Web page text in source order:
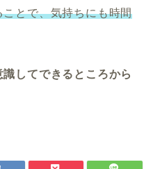
とで、気持ちにも時間
識してできるところから